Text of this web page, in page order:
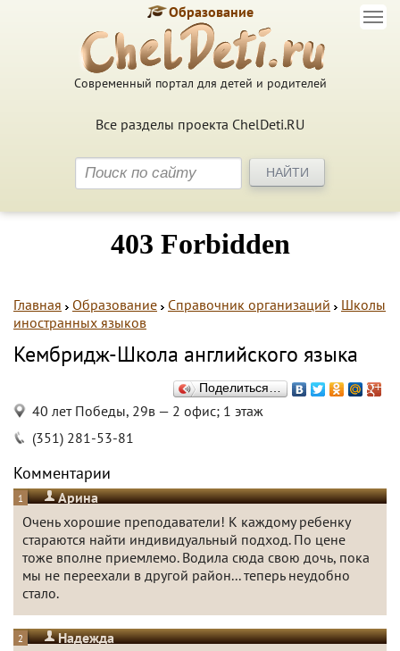
Современный портал для детей и родителей
Все разделы проекта ChelDeti.RU
Образование
Главная Образование Справочник организаций
Школы
иностранных языков
Кембридж-Школа английского языка
Поделиться…
40 лет Победы, 29в — 2 офис; 1 этаж
(351) 281-53-81
Комментарии
1
Арина
Очень хорошие преподаватели! К каждому ребенку
стараются найти индивидуальный подход. По цене
тоже вполне приемлемо. Водила сюда свою дочь, пока
мы не переехали в другой район... теперь неудобно
стало.
2
Надежда